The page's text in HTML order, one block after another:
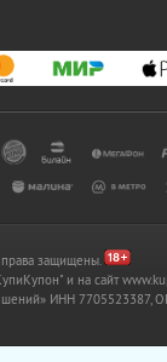
защищены.
и на сайт
ИНН 7705523387,